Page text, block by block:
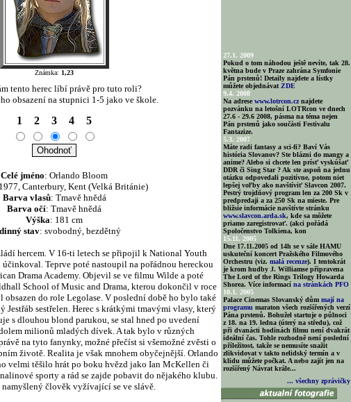
Známka: 1,23
tento herec líbí právě pro tuto roli?
obsazení na stupnici 1-5 jako ve škole.
1 2 3 4 5
Celé jméno: Orlando Bloom
Canterbury, Kent (Velká Británie)
Barva vlasů: Tmavě hnědá
Barva očí: Tmavě hnědá
Výška: 181 cm
stav: svobodný, bezdětný
hercem. V 16-ti letech se připojil k National Youth
účinkoval. Teprve poté nastoupil na pořádnou hereckou
Drama Academy. Objevil se ve filmu Wilde a poté
School of Music and Drama, kterou dokončil v roce
do role Legolase. V poslední době ho bylo také
Jestřáb sestřelen. Herec s krátkými tmavými vlasy, který
s dlouhou blond parukou, se stal hned po uvedení
milionů mladých dívek. A tak bylo v různých
na tyto fanynky, možné přečíst si všemožné zvěsti o
životě. Realita je však mnohem obyčejnější. Orlando
velmi těšilo hrát po boku hvězd jako Ian McKellen či
sporty a rád se zajde pobavit do nějakého klubu.
namyšlený člověk vyžívající se ve slávě.
27.1. 2009
Pokud o tom náhodou ještě nevíte, tak 28.
května bude v Praze zahrána Symfonie
Pán prstenů! Detaily najdete a lístky
můžete objednávat ZDE
9.4. 2008
Na adrese www.lotrcon.cznajdete
pozvánku na letošní LOTRcon ve dnech
27.6 - 29.6 2008, pásma na téma nejen
Pán prstenů jako součásti Festivalu
Fantazize.
5.3. 2007
Máte radi fantasy a sci-fi? Baví Vás
história Slovanov? Ste blázni do mangy a
anime? Alebo si chcete len prísť vyskúšať
DDR či Sing Star ? Ak ste aspoň na jednu
otázku odpovedali pozitívne, potom niet
lepšej voľby ako navštíviť Slavcon 2007.
Pestrý trojdňový program len za 200 Sk v
predpredaji a za 250 Sk na mieste. Pre
bližsie informácie navštívte stránku
www.slavcon.arda.sk, kde sa môžete
priamo zaregistrovať. (akci pořádá
Spoločenstvo Tolkiena, kon
15.11. 2005
Dne 17.11.2005 od 14h se v sále HAMU
uskuteční koncert Pražského Filmového
Orchestru (viz. malá recenze). I tentokrát
je krom hudby J. Williamse připravena
The Lord of the Rings Trilogy Howarda
Shorea. Více informací na stránkách PFO
10.1. 2005
Palace Cinemas Slovanský dům mají na
programu maraton všech rozšířených verzí
Pána prstenů. Bohužel startuje o půlnoci
z 18. na 19. ledna (úterý na středu), což
při dvanácti hodinách filmu není dvakrát
ideální čas. Tohle rozhodně není poslední
příležitost, takže se nemusíte snažit
zlikvidovat v takto nelidský termín a v
klidu můžete počkat. A nebo zajít jen na
rozšířený Návrat krále...
... všechny zprávičky